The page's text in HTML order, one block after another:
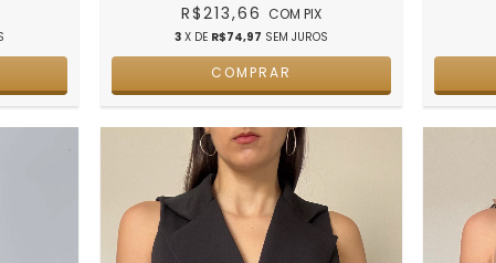
R$213,66 COM PIX
3 X DE R$74,97 SEM JUROS
COMPRAR